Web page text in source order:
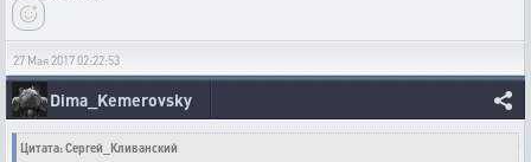
27 Мая 2017 02:22:53
Dima_Kemerovsky
Цитата: Сергей_Кливанский